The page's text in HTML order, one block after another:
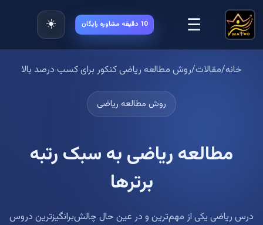
☰
☀️ 10 دقیقه مشاوره رایگان
خانه/مقالات/روش مطالعه ریاضی کنکور برای کسب درصد بالا
روش مطالعه ریاضی
مطالعه ریاضی به سبک رتبه
برترها
درس ریاضی یکی از مهم‌ترین و در عین حال چالش‌برانگیزترین دروس